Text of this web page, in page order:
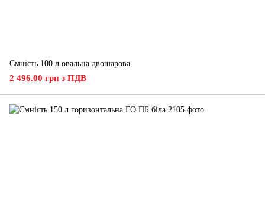
Ємність 100 л овальна двошарова
2 496.00 грн з ПДВ